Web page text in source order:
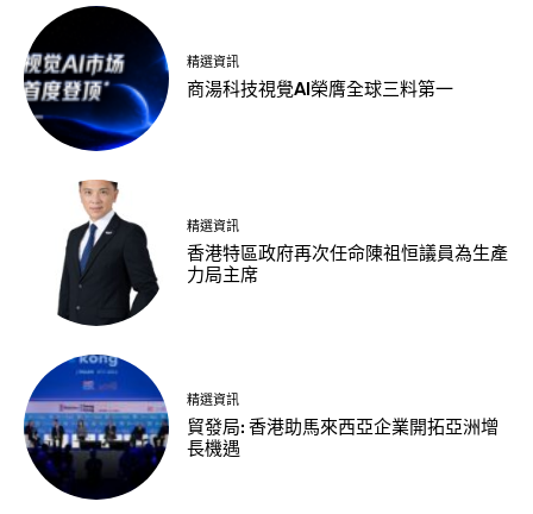
精選資訊
商湯科技視覺AI榮膺全球三料第一
精選資訊
香港特區政府再次任命陳祖恒議員為生產
力局主席
精選資訊
貿發局: 香港助馬來西亞企業開拓亞洲增
長機遇